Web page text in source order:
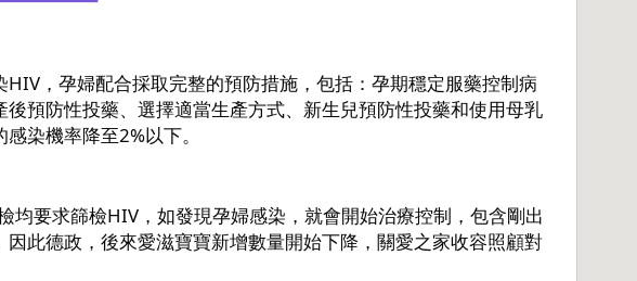
，孕婦配合採取完整的預防措施，包括：孕期穩定服藥控制病
預防性投藥、選擇適當生產方式、新生兒預防性投藥和使用母乳
染機率降至2%以下。
均要求篩檢HIV，如發現孕婦感染，就會開始治療控制，包含剛出
此德政，後來愛滋寶寶新增數量開始下降，關愛之家收容照顧對